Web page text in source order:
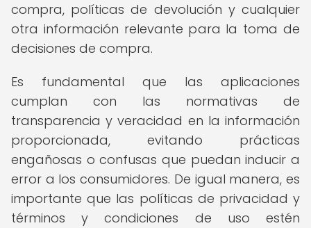
compra, políticas de devolución y cualquier
otra información relevante para la toma de
decisiones de compra.
Es fundamental que las aplicaciones
cumplan con las normativas de
transparencia y veracidad en la información
proporcionada, evitando prácticas
engañosas o confusas que puedan inducir a
error a los consumidores. De igual manera, es
importante que las políticas de privacidad y
términos y condiciones de uso estén